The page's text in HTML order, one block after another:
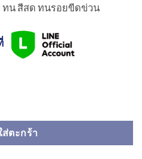
ทน สีสด ทนรอยขีดข่วน
| Custom Branding Traffic Barrier
ส่ตะกร้า